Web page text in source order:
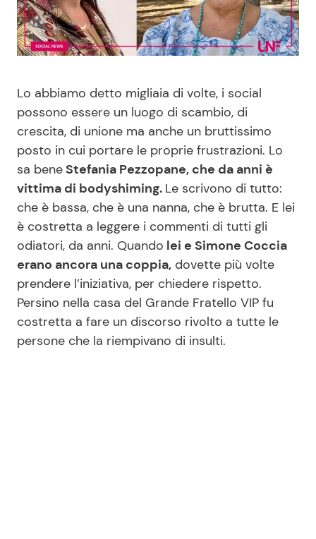
Benessere
Casa
Moda e Style
Mondo Mamma
News benessere
Salute
Viaggi e Turismo
Festività
Cucina e Ricette
Consigli di Cucina
Dolci
Le Ricette in TV
Primi Piatti
Ricette Facili e Veloci
Ricette Feste
Ricette per Bambini
Lo abbiamo detto migliaia di volte, i social
possono essere un luogo di scambio, di
crescita, di unione ma anche un bruttissimo
posto in cui portare le proprie frustrazioni. Lo
sa beneStefania Pezzopane, che da anni è
vittima di bodyshiming. Le scrivono di tutto:
che è bassa, che è una nanna, che è brutta. E lei
è costretta a leggere i commenti di tutti gli
odiatori, da anni. Quando lei e Simone Coccia
erano ancora una coppia, dovette più volte
prendere l’iniziativa, per chiedere rispetto.
Persino nella casa del Grande Fratello VIP fu
costretta a fare un discorso rivolto a tutte le
persone che la riempivano di insulti.